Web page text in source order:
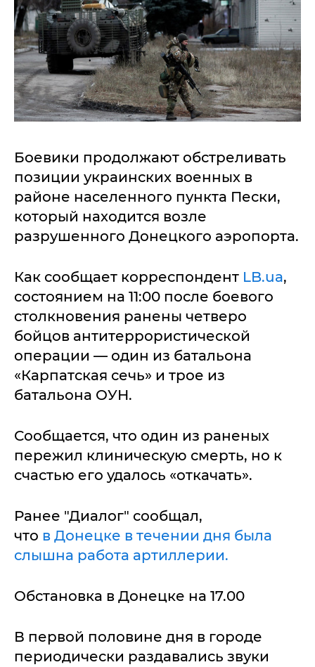
Боевики продолжают обстреливать
позиции украинских военных в
районе населенного пункта Пески,
который находится возле
разрушенного Донецкого аэропорта.
Как сообщает корреспондент LB.ua,
состоянием на 11:00 после боевого
столкновения ранены четверо
бойцов антитеррористической
операции — один из батальона
«Карпатская сечь» и трое из
батальона ОУН.
Сообщается, что один из раненых
пережил клиническую смерть, но к
счастью его удалось «откачать».
Ранее "Диалог" сообщал,
что в Донецке в течении дня была
слышна работа артиллерии.
Обстановка в Донецке на 17.00
В первой половине дня в городе
периодически раздавались звуки